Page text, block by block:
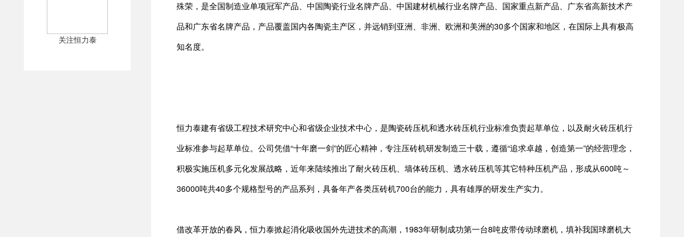
关注恒力泰
殊荣，是全国制造业单项冠军产品、中国陶瓷行业名牌产品、中国建材机械行业名牌产品、国家重点新产品、广东省高新技术产
品和广东省名牌产品，产品覆盖国内各陶瓷主产区，并远销到亚洲、非洲、欧洲和美洲的30多个国家和地区，在国际上具有极高
知名度。
恒力泰建有省级工程技术研究中心和省级企业技术中心，是陶瓷砖压机和透水砖压机行业标准负责起草单位，以及耐火砖压机行
业标准参与起草单位。公司凭借“十年磨一剑”的匠心精神，专注压砖机研发制造三十载，遵循“追求卓越，创造第一”的经营理念，
积极实施压机多元化发展战略，近年来陆续推出了耐火砖压机、墙体砖压机、透水砖压机等其它特种压机产品，形成从600吨～
36000吨共40多个规格型号的产品系列，具备年产各类压砖机700台的能力，具有雄厚的研发生产实力。
借改革开放的春风，恒力泰掀起消化吸收国外先进技术的高潮，1983年研制成功第一台8吨皮带传动球磨机，填补我国球磨机大